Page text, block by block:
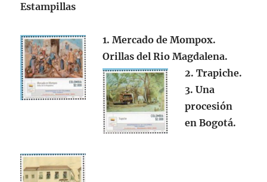
Estampillas
1. Mercado de Mompox.
Orillas del Rio Magdalena.
2. Trapiche.
3. Una
procesión
en Bogotá.